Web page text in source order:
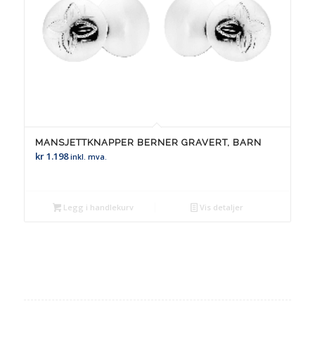
MANSJETTKNAPPER BERNER GRAVERT, BARN
kr1.198 inkl. mva.
Legg i handlekurv Vis detaljer